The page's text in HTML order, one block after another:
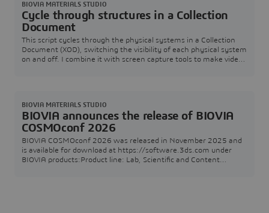
Cycle through structures in a Collection
Document
This script cycles through the physical systems in a Collection
Document (XOD), switching the visibility of each physical system
on and off. I combine it with screen capture tools to make videos
BIOVIA MATERIALS STUDIO
BIOVIA announces the release of BIOVIA
COSMOconf 2026
BIOVIA COSMOconf 2026 was released in November 2025 and
is available for download at https://software.3ds.com under
BIOVIA products:Product line: Lab, Scientific and Content
BIOVIA MATERIALS STUDIO